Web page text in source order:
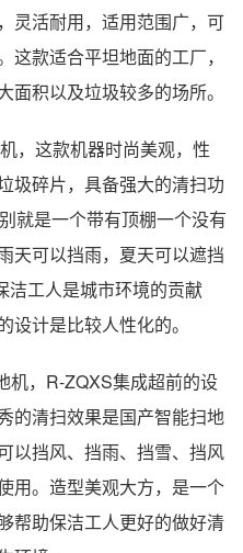
灵活耐用，适用范围广，可
款适合平坦地面的工厂，
积以及垃圾较多的场所。
，这款机器时尚美观，性
圾碎片，具备强大的清扫功
就是一个带有顶棚一个没有
天可以挡雨，夏天可以遮挡
洁工人是城市环境的贡献
计是比较人性化的。
机，R-ZQXS集成超前的设
的清扫效果是国产智能扫地
以挡风、挡雨、挡雪、挡风
用。造型美观大方，是一个
帮助保洁工人更好的做好清